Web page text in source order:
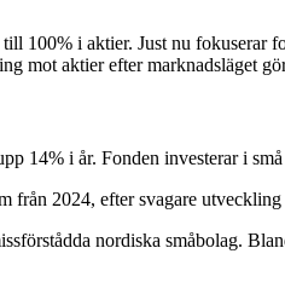
100% i aktier. Just nu fokuserar
mot aktier efter marknadsläget
14% i år. Fonden investerar i
från 2024, efter svagare
nordiska småbolag.